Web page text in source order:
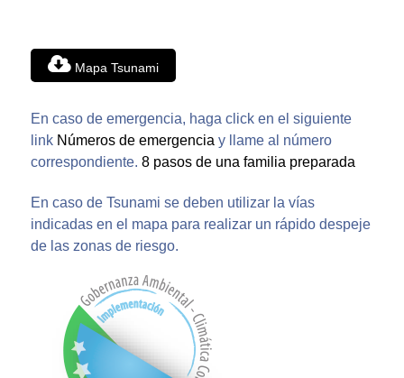
Mapa Tsunami
En caso de emergencia, haga click en el siguiente
link Números de emergencia y llame al número
correspondiente. 8 pasos de una familia preparada
En caso de Tsunami se deben utilizar la vías
indicadas en el mapa para realizar un rápido despeje
de las zonas de riesgo.